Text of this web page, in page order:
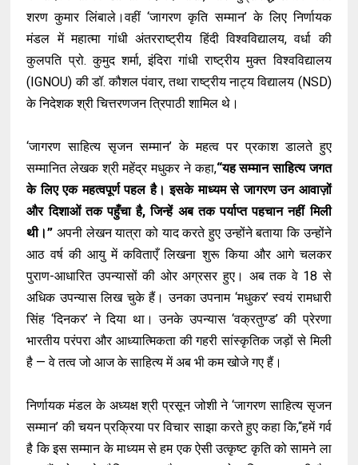
शरण कुमार लिंबाले।वहीं ‘जागरण कृति सम्मान’ के लिए निर्णायक
मंडल में महात्मा गांधी अंतरराष्ट्रीय हिंदी विश्वविद्यालय, वर्धा की
कुलपति प्रो. कुमुद शर्मा, इंदिरा गांधी राष्ट्रीय मुक्त विश्वविद्यालय
(IGNOU) की डॉ. कौशल पंवार, तथा राष्ट्रीय नाट्य विद्यालय (NSD)
के निदेशक श्री चित्तरणजन त्रिपाठी शामिल थे।
‘जागरण साहित्य सृजन सम्मान’ के महत्व पर प्रकाश डालते हुए
सम्मानित लेखक श्री महेंद्र मधुकर ने कहा,“यह सम्मान साहित्य जगत
के लिए एक महत्वपूर्ण पहल है। इसके माध्यम से जागरण उन आवाज़ों
और दिशाओं तक पहुँचा है, जिन्हें अब तक पर्याप्त पहचान नहीं मिली
थी।” अपनी लेखन यात्रा को याद करते हुए उन्होंने बताया कि उन्होंने
आठ वर्ष की आयु में कविताएँ लिखना शुरू किया और आगे चलकर
पुराण-आधारित उपन्यासों की ओर अग्रसर हुए। अब तक वे 18 से
अधिक उपन्यास लिख चुके हैं। उनका उपनाम ‘मधुकर’ स्वयं रामधारी
सिंह ‘दिनकर’ ने दिया था। उनके उपन्यास ‘वक्रतुण्ड’ की प्रेरणा
भारतीय परंपरा और आध्यात्मिकता की गहरी सांस्कृतिक जड़ों से मिली
है — वे तत्व जो आज के साहित्य में अब भी कम खोजे गए हैं।
निर्णायक मंडल के अध्यक्ष श्री प्रसून जोशी ने ‘जागरण साहित्य सृजन
सम्मान’ की चयन प्रक्रिया पर विचार साझा करते हुए कहा कि,“हमें गर्व
है कि इस सम्मान के माध्यम से हम एक ऐसी उत्कृष्ट कृति को सामने ला